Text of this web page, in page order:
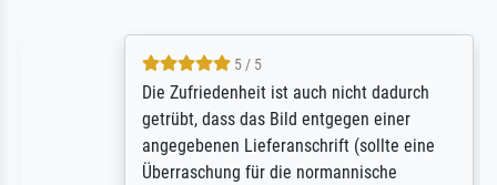
5 / 5
Die Zufriedenheit ist auch nicht dadurch
getrübt, dass das Bild entgegen einer
angegebenen Lieferanschrift (sollte eine
Überraschung für die normannische